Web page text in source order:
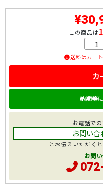
この商品は
送料はカー
カ
納期等
お電話で
お問い合
とお伝えいただく
お問